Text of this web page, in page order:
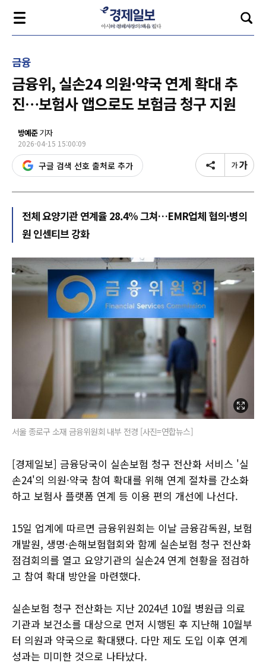
금융
금융위, 실손24 의원·약국 연계 확대 추
진…보험사 앱으로도 보험금 청구 지원
방예준기자
2026-04-15 15:00:09
구글 검색 선호 출처로 추가
전체 요양기관 연계율 28.4% 그쳐…EMR업체 협의·병의
원 인센티브 강화
서울 종로구 소재 금융위원회 내부 전경 [사진=연합뉴스]
[경제일보] 금융당국이 실손보험 청구 전산화 서비스 '실
손24'의 의원·약국 참여 확대를 위해 연계 절차를 간소화
하고 보험사 플랫폼 연계 등 이용 편의 개선에 나선다.
15일 업계에 따르면 금융위원회는 이날 금융감독원, 보험
개발원, 생명·손해보험협회와 함께 실손보험 청구 전산화
점검회의를 열고 요양기관의 실손24 연계 현황을 점검하
고 참여 확대 방안을 마련했다.
실손보험 청구 전산화는 지난 2024년 10월 병원급 의료
기관과 보건소를 대상으로 먼저 시행된 후 지난해 10월부
터 의원과 약국으로 확대됐다. 다만 제도 도입 이후 연계
성과는 미미한 것으로 나타났다.